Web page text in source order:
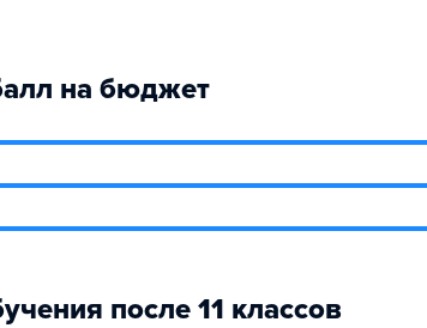
на бюджет
после 11 классов